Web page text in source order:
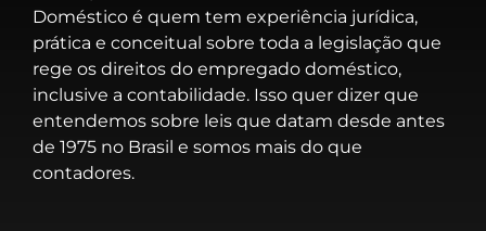
Doméstico é quem tem experiência jurídica,
prática e conceitual sobre toda a legislação que
rege os direitos do empregado doméstico,
inclusive a contabilidade. Isso quer dizer que
entendemos sobre leis que datam desde antes
de 1975 no Brasil e somos mais do que
contadores.